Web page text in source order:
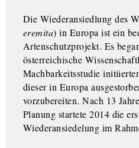
Die Wiederansiedlung des
eremita) in Europa ist ein
Artenschutzprojekt. Es
österreichische
Machbarkeitsstudie
dieser in Europa
vorzubereiten. Nach 13
Planung startete 2014 die
Wiederansiedelung im